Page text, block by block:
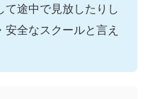
て途中で見放したりし
安全なスクールと言え